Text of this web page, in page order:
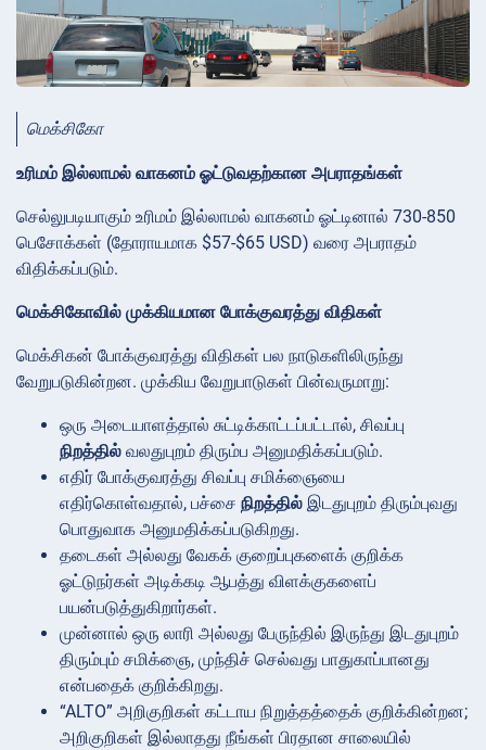
மெக்சிகோ
உரிமம் இல்லாமல் வாகனம் ஓட்டுவதற்கான அபராதங்கள்
செல்லுபடியாகும் உரிமம் இல்லாமல் வாகனம் ஓட்டினால் 730-850
பெசோக்கள் (தோராயமாக $57-$65 USD) வரை அபராதம்
விதிக்கப்படும்.
மெக்சிகோவில் முக்கியமான போக்குவரத்து விதிகள்
மெக்சிகன் போக்குவரத்து விதிகள் பல நாடுகளிலிருந்து
வேறுபடுகின்றன. முக்கிய வேறுபாடுகள் பின்வருமாறு:
ஒரு அடையாளத்தால் சுட்டிக்காட்டப்பட்டால், சிவப்பு
நிறத்தில் வலதுபுறம் திரும்ப அனுமதிக்கப்படும்.
எதிர் போக்குவரத்து சிவப்பு சமிக்ஞையை
எதிர்கொள்வதால், பச்சை நிறத்தில் இடதுபுறம் திரும்புவது
பொதுவாக அனுமதிக்கப்படுகிறது.
தடைகள் அல்லது வேகக் குறைப்புகளைக் குறிக்க
ஓட்டுநர்கள் அடிக்கடி ஆபத்து விளக்குகளைப்
பயன்படுத்துகிறார்கள்.
முன்னால் ஒரு லாரி அல்லது பேருந்தில் இருந்து இடதுபுறம்
திரும்பும் சமிக்ஞை, முந்திச் செல்வது பாதுகாப்பானது
என்பதைக் குறிக்கிறது.
“ALTO” அறிகுறிகள் கட்டாய நிறுத்தத்தைக் குறிக்கின்றன;
அறிகுறிகள் இல்லாதது நீங்கள் பிரதான சாலையில்